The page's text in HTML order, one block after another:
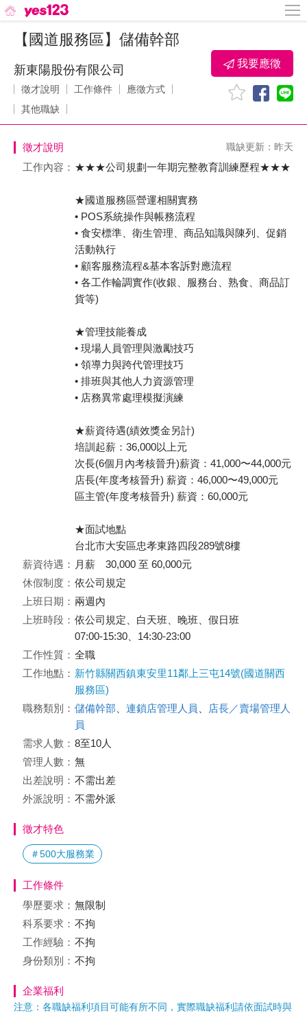
【國道服務區】儲備幹部
新東陽股份有限公司
徵才說明 工作條件
應徵方式
其他職缺
我要應徵
徵才說明 職缺更新：昨天
工作內容： ★★★公司規劃一年期完整教育訓練歷程★★★
★國道服務區營運相關實務
• POS系統操作與帳務流程
• 食安標準、衛生管理、商品知識與陳列、促銷
活動執行
• 顧客服務流程&基本客訴對應流程
• 各工作輪調實作(收銀、服務台、熟食、商品訂
貨等)
★管理技能養成
• 現場人員管理與激勵技巧
• 領導力與跨代管理技巧
• 排班與其他人力資源管理
• 店務異常處理模擬演練
★薪資待遇(績效獎金另計)
培訓起薪：36,000以上元
次長(6個月內考核晉升)薪資：41,000〜44,000元
店長(年度考核晉升) 薪資：46,000〜49,000元
區主管(年度考核晉升) 薪資：60,000元
★面試地點
台北市大安區忠孝東路四段289號8樓
薪資待遇： 月薪 30,000 至 60,000元
休假制度： 依公司規定
上班日期： 兩週內
上班時段： 依公司規定、白天班、晚班、假日班
07:00-15:30、14:30-23:00
工作性質： 全職
工作地點： 新竹縣關西鎮東安里11鄰上三屯14號(國道關西
服務區)
職務類別： 儲備幹部 連鎖店管理人員
店長／賣場管理人
員
需求人數： 8至10人
管理人數： 無
出差說明： 不需出差
外派說明： 不需外派
徵才特色
＃500大服務業
工作條件
學歷要求： 無限制
科系要求： 不拘
工作經驗： 不拘
身份類別： 不拘
企業福利
注意：各職缺福利項目可能有所不同，實際職缺福利請依面試時與